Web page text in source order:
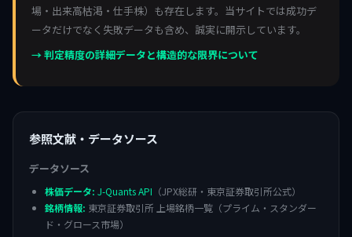
場・出来高枯渇・仕手株）も存在します。当サイトでは成功デ
ータだけでなく失敗データも含め、誠実に開示しています。
→ 判定精度の詳細データと構造的な限界について
参照文献・データソース
データソース
株価データ: J-Quants API （JPX総研・東京証券取引所公式）
銘柄情報: 東京証券取引所 上場銘柄一覧（プライム・スタンダー
ド・グロース市場）